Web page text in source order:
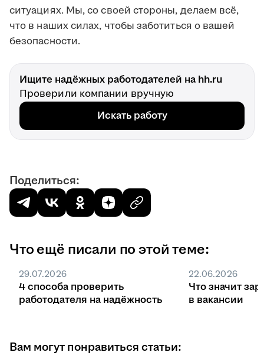
ситуациях. Мы, со своей стороны, делаем всё,
что в наших силах, чтобы заботиться о вашей
безопасности.
Ищите надёжных работодателей на hh.ru
Проверили компании вручную
Искать работу
Поделиться:
Что ещё писали по этой теме:
29.07.2026
4 способа проверить
работодателя на надёжность
22.06.2026
Что значит
в вакансии
Вам могут понравиться статьи: